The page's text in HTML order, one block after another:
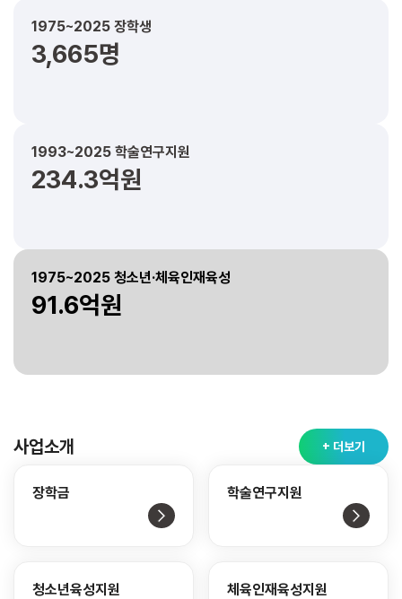
1975~2025 장학생
3,665명
1993~2025 학술연구지원
234.3억원
1975~2025 청소년·체육인재육성
91.6억원
사업소개 + 더보기
장학금 학술연구지원
청소년육성지원 체육인재육성지원